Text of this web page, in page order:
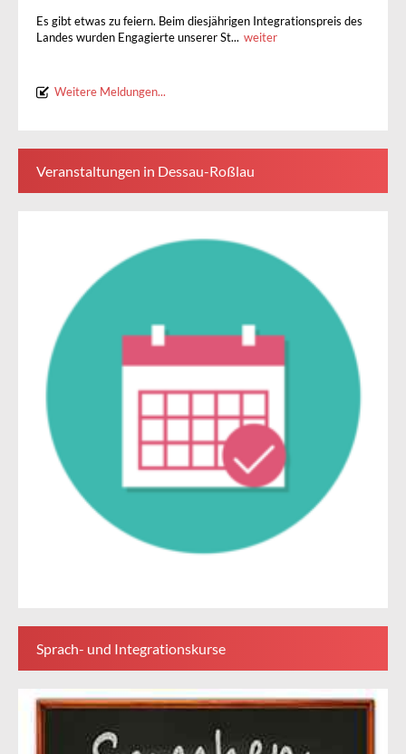
Es gibt etwas zu feiern. Beim diesjährigen Integrationspreis des
Landes wurden Engagierte unserer St... weiter
Weitere Meldungen...
Veranstaltungen in Dessau-Roßlau
Sprach- und Integrationskurse